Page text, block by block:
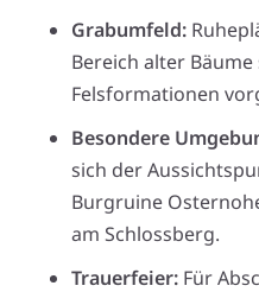
Grabumfeld:
Bereich alter
Felsformationen
Besondere
sich der
Burgruine
am Schlossberg.
Trauerfeier: Für